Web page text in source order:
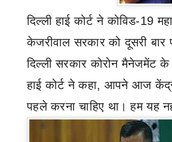
दिल्ली हाई कोर्ट ने कोविड-19
केजरीवाल सरकार को दूसरी बार
दिल्ली सरकार कोरोन मैनेजमेंट
हाई कोर्ट ने कहा, आपने आज केंद्र
पहले करना चाहिए था। हम यह